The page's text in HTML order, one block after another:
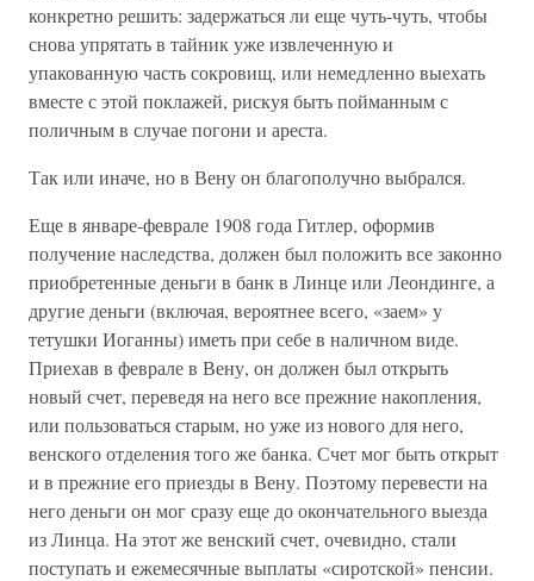
конкретно решить: задержаться ли еще чуть-чуть, чтобы
снова упрятать в тайник уже извлеченную и
упакованную часть сокровищ, или немедленно выехать
вместе с этой поклажей, рискуя быть пойманным с
поличным в случае погони и ареста.
Так или иначе, но в Вену он благополучно выбрался.
Еще в январе-феврале 1908 года Гитлер, оформив
получение наследства, должен был положить все законно
приобретенные деньги в банк в Линце или Леондинге, а
другие деньги (включая, вероятнее всего, «заем» у
тетушки Иоганны) иметь при себе в наличном виде.
Приехав в феврале в Вену, он должен был открыть
новый счет, переведя на него все прежние накопления,
или пользоваться старым, но уже из нового для него,
венского отделения того же банка. Счет мог быть открыт
и в прежние его приезды в Вену. Поэтому перевести на
него деньги он мог сразу еще до окончательного выезда
из Линца. На этот же венский счет, очевидно, стали
поступать и ежемесячные выплаты «сиротской» пенсии.